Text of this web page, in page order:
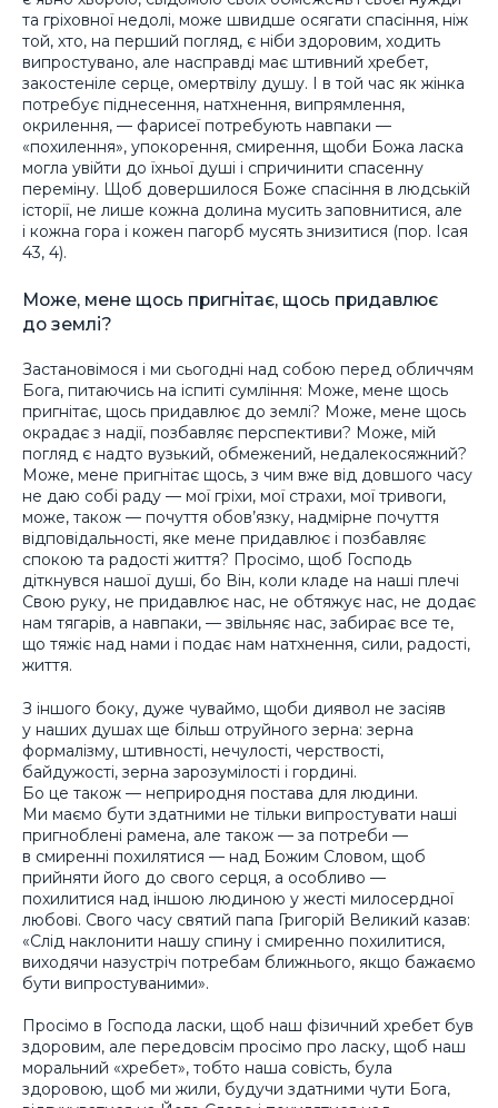
та гріховної недолі, може швидше осягати спасіння, ніж
той, хто, на перший погляд, є ніби здоровим, ходить
випростувано, але насправді має штивний хребет,
закостеніле серце, омертвілу душу. І в той час як жінка
потребує піднесення, натхнення, випрямлення,
окрилення, — фарисеї потребують навпаки —
«похилення», упокорення, смирення, щоби Божа ласка
могла увійти до їхньої душі і спричинити спасенну
переміну. Щоб довершилося Боже спасіння в людській
історії, не лише кожна долина мусить заповнитися, але
і кожна гора і кожен пагорб мусять знизитися (пор. Ісая
43, 4).
Може, мене щось пригнітає, щось придавлює
до землі?
Застановімося і ми сьогодні над собою перед обличчям
Бога, питаючись на іспиті сумління: Може, мене щось
пригнітає, щось придавлює до землі? Може, мене щось
окрадає з надії, позбавляє перспективи? Може, мій
погляд є надто вузький, обмежений, недалекосяжний?
Може, мене пригнітає щось, з чим вже від довшого часу
не даю собі раду — мої гріхи, мої страхи, мої тривоги,
може, також — почуття обов’язку, надмірне почуття
відповідальності, яке мене придавлює і позбавляє
спокою та радості життя? Просімо, щоб Господь
діткнувся нашої душі, бо Він, коли кладе на наші плечі
Свою руку, не придавлює нас, не обтяжує нас, не додає
нам тягарів, а навпаки, — звільняє нас, забирає все те,
що тяжіє над нами і подає нам натхнення, сили, радості,
життя.
З іншого боку, дуже чуваймо, щоби диявол не засіяв
у наших душах ще більш отруйного зерна: зерна
формалізму, штивності, нечулості, черствості,
байдужості, зерна зарозумілості і гордині.
Бо це також — неприродня постава для людини.
Ми маємо бути здатними не тільки випростувати наші
пригноблені рамена, але також — за потреби —
в смиренні похилятися — над Божим Словом, щоб
прийняти його до свого серця, а особливо —
похилитися над іншою людиною у жесті милосердної
любові. Свого часу святий папа Григорій Великий казав:
«Слід наклонити нашу спину і смиренно похилитися,
виходячи назустріч потребам ближнього, якщо бажаємо
бути випростуваними».
Просімо в Господа ласки, щоб наш фізичний хребет був
здоровим, але передовсім просімо про ласку, щоб наш
моральний «хребет», тобто наша совість, була
здоровою, щоб ми жили, будучи здатними чути Бога,